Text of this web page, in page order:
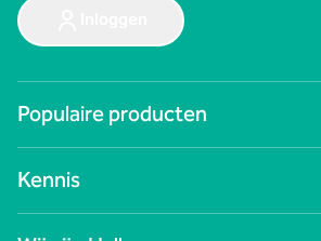
Populaire producten
Digitale werkplek
Cybersecurity
Kennis